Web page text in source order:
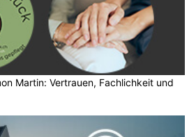
Martin: Vertrauen, Fachlichkeit und